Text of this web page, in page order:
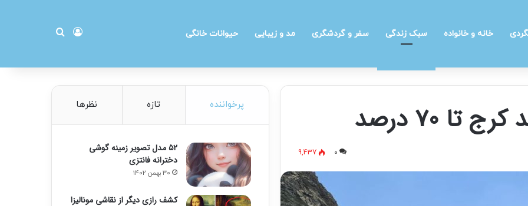
خانه و خانواده سبک زندگی سفر و گردشگری مد و زیبایی حیوانات خانگی ورود
70 درصد
0
9,437
پرخواننده تازه نظرها
۵۲ مدل تصویر زمینه گوشی
دخترانه فانتزی
30 بهمن 1402
کشف رازی دیگر از نقاشی مونالیزا